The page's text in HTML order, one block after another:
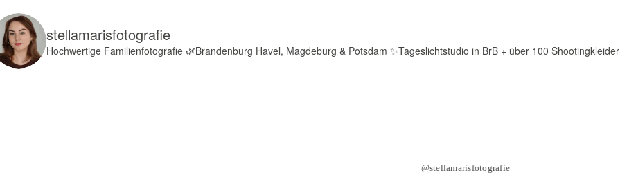
@stellamarisfotografie
stellamarisfotografie
Hochwertige Familienfotografie🌿Brandenburg Havel, Magdeburg & Potsdam ✨Tageslichtstudio in BrB + über 100 Shootingkleider